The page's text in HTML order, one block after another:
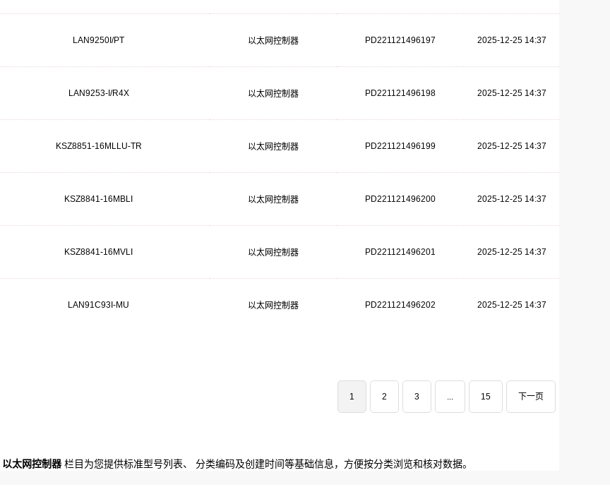
LAN9250I/PT 以太网控制器 PD221121496197 2025-12-25 14:37
LAN9253-I/R4X 以太网控制器 PD221121496198 2025-12-25 14:37
KSZ8851-16MLLU-TR 以太网控制器 PD221121496199 2025-12-25 14:37
KSZ8841-16MBLI 以太网控制器 PD221121496200 2025-12-25 14:37
KSZ8841-16MVLI 以太网控制器 PD221121496201 2025-12-25 14:37
LAN91C93I-MU 以太网控制器 PD221121496202 2025-12-25 14:37
1 2 3 ... 15 下一页
以太网控制器栏目为您提供标准型号列表、 分类编码及创建时间等基础信息，方便按分类浏览和核对数据。